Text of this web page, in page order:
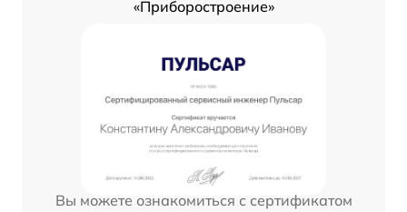
«Приборостроение»
Вы можете ознакомиться с сертификатом